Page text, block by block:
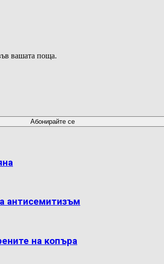
вашата поща.
антисемитизъм
на копъра